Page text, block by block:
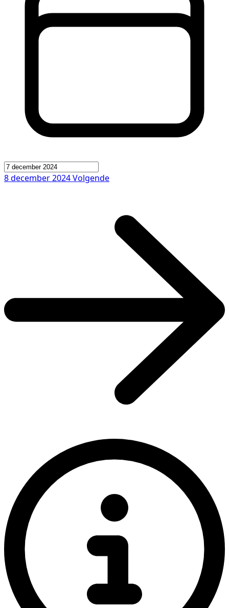
8 december 2024Volgende